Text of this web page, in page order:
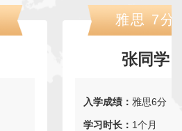
雅思 7分
张同学
入学成绩： 雅思6分
学习时长： 1个月